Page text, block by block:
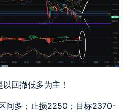
回撤低多为主！
间多；止损2250；目标2370-